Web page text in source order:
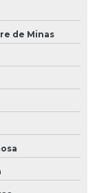
de Minas